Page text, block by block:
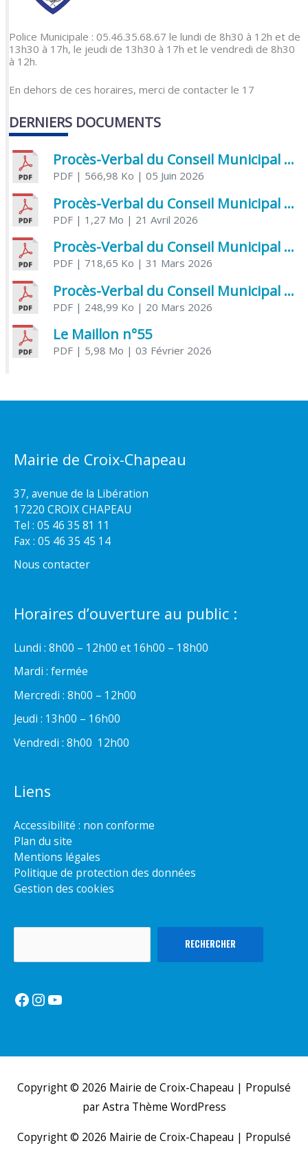
Police Municipale : 05.46.35.68.67 le lundi de 8h30 à 12h et de
13h30 à 17h, le jeudi de 13h30 à 17h et le vendredi de 8h30
à 12h.
En dehors de ces horaires, merci de contacter le 17
DERNIERS DOCUMENTS
Procès-Verbal du Conseil Municipal du 5 juin 2026
PDF| 566,98 Ko | 05 Juin 2026
Procès-Verbal du Conseil Municipal du 21 avril 2026
PDF| 1,27 Mo | 21 Avril 2026
Procès-Verbal du Conseil Municipal du 31 mars 2026
PDF| 718,65 Ko | 31 Mars 2026
Procès-Verbal du Conseil Municipal du 20 mars 2026
PDF| 248,99 Ko | 20 Mars 2026
Le Maillon n°55
PDF| 5,98 Mo | 03 Février 2026
Mairie de Croix-Chapeau
37, avenue de la Libération
17220 CROIX CHAPEAU
Tel : 05 46 35 81 11
Fax : 05 46 35 45 14
Nous contacter
Horaires d’ouverture au public :
Lundi : 8h00 – 12h00 et 16h00 – 18h00
Mardi : fermée
Mercredi : 8h00 – 12h00
Jeudi : 13h00 – 16h00
Vendredi : 8h00  12h00
Liens
Accessibilité : non conforme
Plan du site
Mentions légales
Politique de protection des données
Gestion des cookies
RECHERCHER
Facebook
Instagram
YouTube
Copyright © 2026 Mairie de Croix-Chapeau | Propulsé
parAstra Thème WordPress
Copyright © 2026 Mairie de Croix-Chapeau | Propulsé